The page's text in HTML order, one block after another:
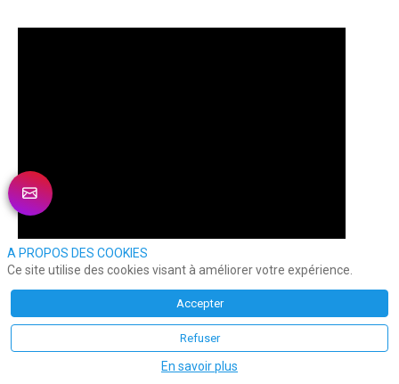
75 ans d’existence, 4300 hôtels dont 310 en France,
A PROPOS DES COOKIES
Ce site utilise des cookies visant à améliorer votre expérience.
Accepter
Refuser
En savoir plus